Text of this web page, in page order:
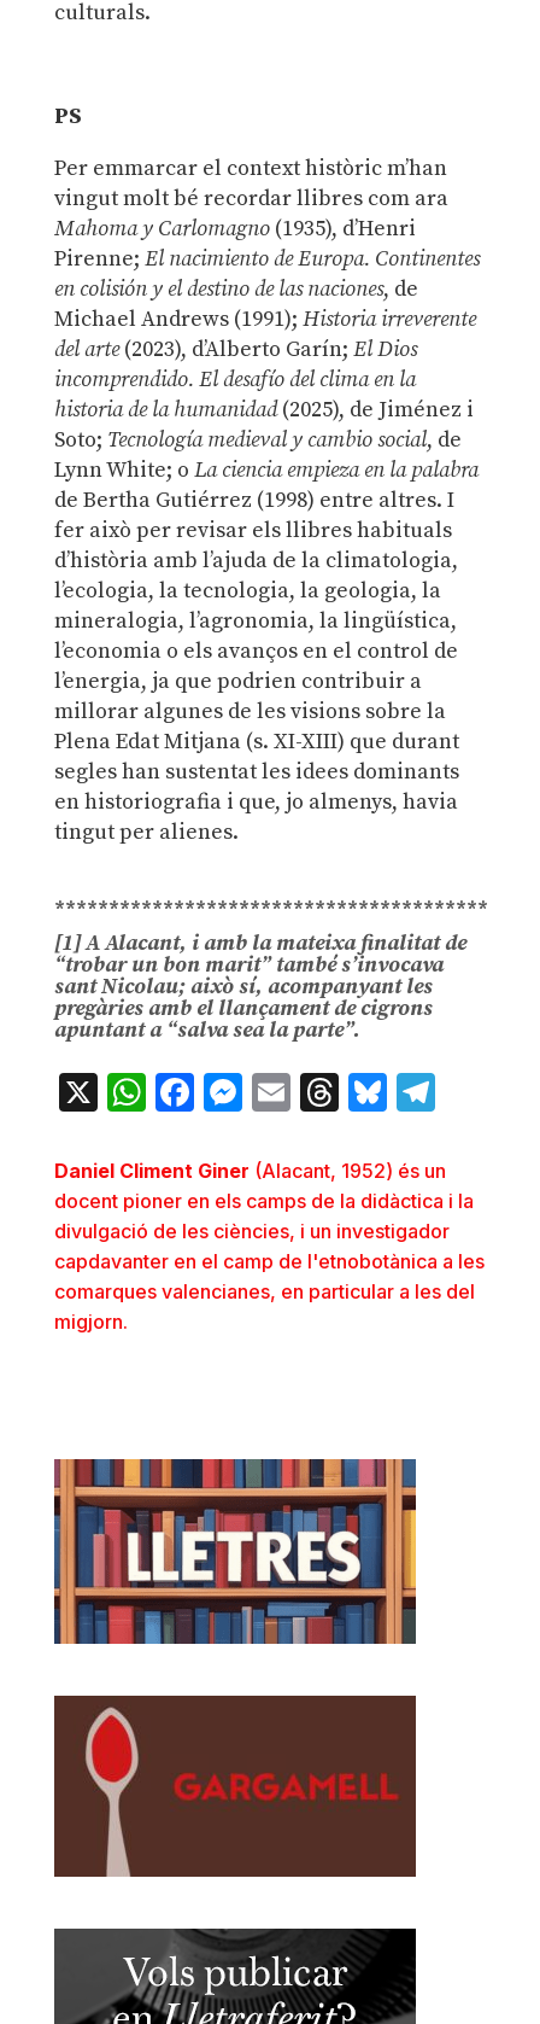
culturals.
PS
Per emmarcar el context històric m’han
vingut molt bé recordar llibres com ara
Mahoma y Carlomagno(1935), d’Henri
Pirenne; El nacimiento de Europa. Continentes
en colisión y el destino de las naciones, de
Michael Andrews (1991); Historia irreverente
del arte(2023), d’Alberto Garín; El Dios
incomprendido. El desafío del clima en la
historia de la humanidad(2025), de Jiménez i
Soto; Tecnología medieval y cambio social, de
Lynn White; o La ciencia empieza en la palabra
de Bertha Gutiérrez (1998) entre altres. I
fer això per revisar els llibres habituals
d’història amb l’ajuda de la climatologia,
l’ecologia, la tecnologia, la geologia, la
mineralogia, l’agronomia, la lingüística,
l’economia o els avanços en el control de
l’energia, ja que podrien contribuir a
millorar algunes de les visions sobre la
Plena Edat Mitjana (s. XI-XIII) que durant
segles han sustentat les idees dominants
en historiografia i que, jo almenys, havia
tingut per alienes.
****************************************
[1]A Alacant, i amb la mateixa finalitat de
“trobar un bon marit” també s’invocava
sant Nicolau; això sí, acompanyant les
pregàries amb el llançament de cigrons
apuntant a “salva sea la parte”.
X WhatsApp
Facebook
Messenger
EmailThreads
Bluesky
Daniel Climent Giner (Alacant, 1952) és un
docent pioner en els camps de la didàctica i la
divulgació de les ciències, i un investigador
capdavanter en el camp de l'etnobotànica a les
comarques valencianes, en particular a les del
migjorn.